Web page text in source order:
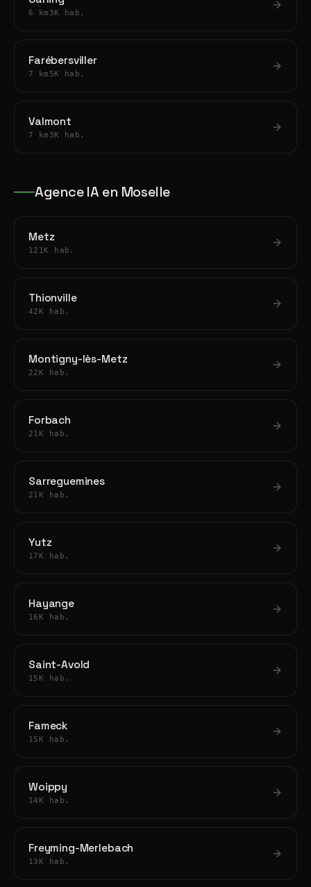
6 km 3K hab.
Farébersviller
7 km 5K hab.
Valmont
7 km 3K hab.
Agence IA en Moselle
Metz
121K hab.
Thionville
42K hab.
Montigny-lès-Metz
22K hab.
Forbach
21K hab.
Sarreguemines
21K hab.
Yutz
17K hab.
Hayange
16K hab.
Saint-Avold
15K hab.
Fameck
15K hab.
Woippy
14K hab.
Freyming-Merlebach
13K hab.